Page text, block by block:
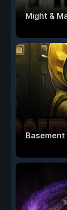
Might &
Basement